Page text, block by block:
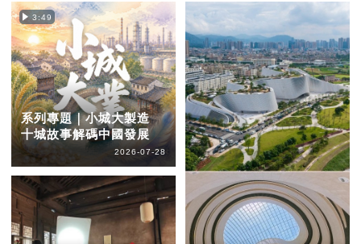
3:49
系列專題｜小城大製造
十城故事解碼中國發展
2026-07-28